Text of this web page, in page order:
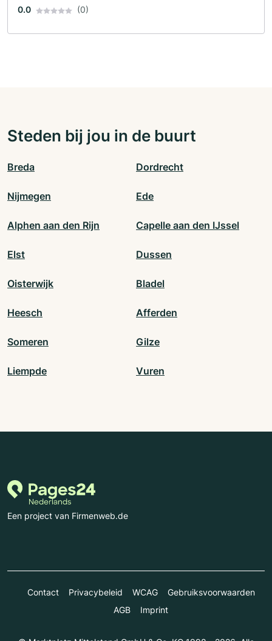
0.0 (0)
Steden bij jou in de buurt
Breda Dordrecht
Nijmegen Ede
Alphen aan den Rijn Capelle aan den IJssel
Elst Dussen
Oisterwijk Bladel
Heesch Afferden
Someren Gilze
Liempde Vuren
Een project van Firmenweb.de
Contact Privacybeleid WCAG
Gebruiksvoorwaarden
AGB
Imprint